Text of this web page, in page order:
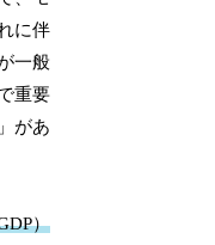
に伴
一般
重要
があ
）